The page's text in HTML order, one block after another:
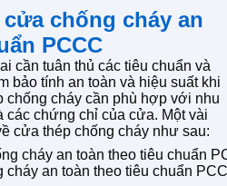
chống cháy an
PCCC
cần tuân thủ các tiêu chuẩn và
bảo tính an toàn và hiệu suất khi
cháy cần phù hợp với nhu
các chứng chỉ của cửa. Một vài
cửa thép chống cháy như sau:
an toàn theo tiêu chuẩn